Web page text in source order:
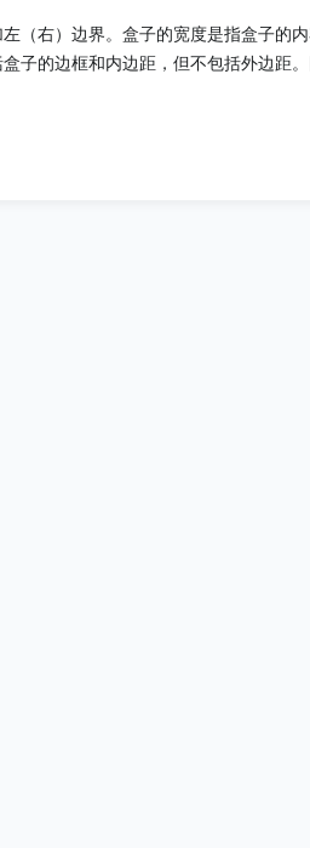
（右）边界。盒子的宽度是指盒子的
子的边框和内边距，但不包括外边距